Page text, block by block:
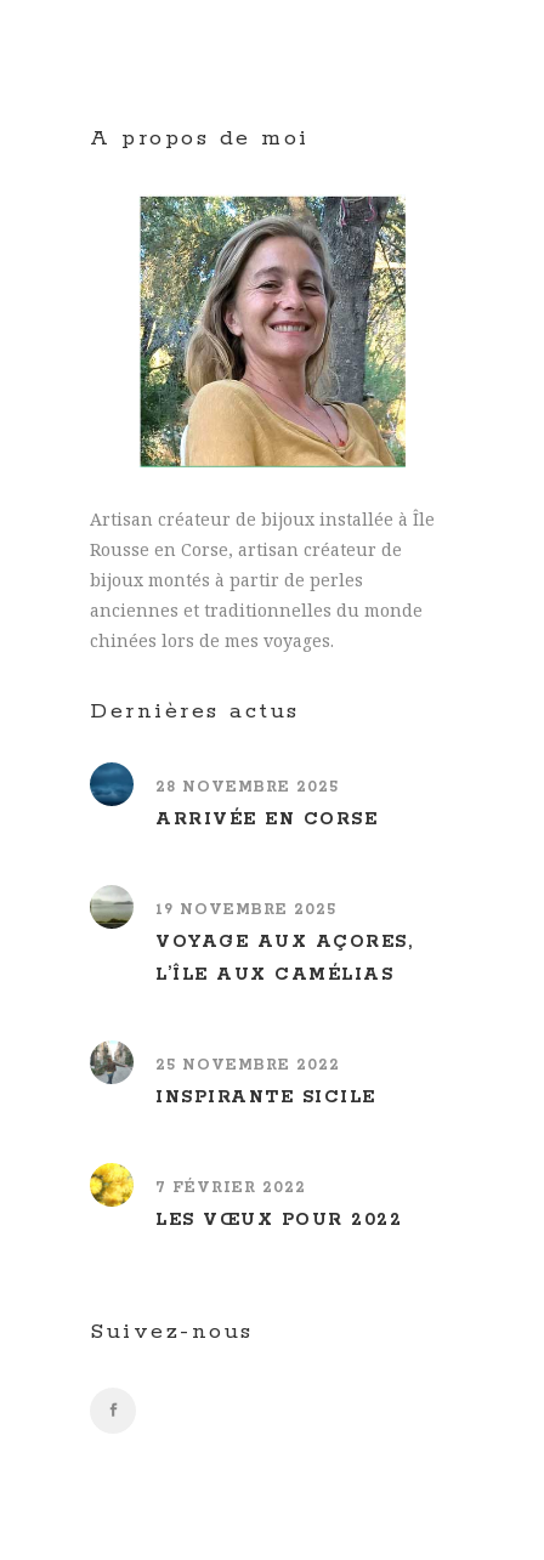
A propos de moi
Artisan créateur de bijoux installée à Île
Rousse en Corse, artisan créateur de
bijoux montés à partir de perles
anciennes et traditionnelles du monde
chinées lors de mes voyages.
Dernières actus
28 NOVEMBRE 2025
ARRIVÉE EN CORSE
19 NOVEMBRE 2025
VOYAGE AUX AÇORES,
L’ÎLE AUX CAMÉLIAS
25 NOVEMBRE 2022
INSPIRANTE SICILE
7 FÉVRIER 2022
LES VŒUX POUR 2022
Suivez-nous